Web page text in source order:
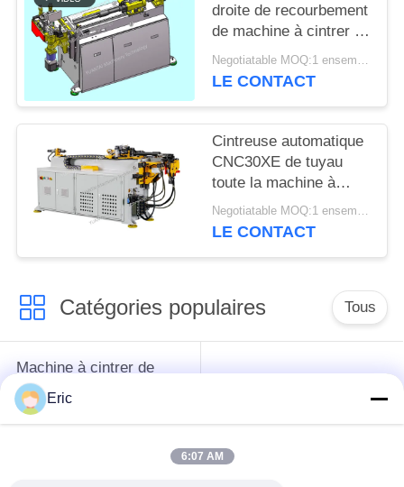
droite de recourbement
de machine à cintrer de
tube de grande
précision de la
Negotiatable MOQ:1 ensemble
LE CONTACT
Cintreuse automatique
CNC30XE de tuyau
toute la machine à
cintrer de tube du
moteur servo 3D
Negotiatable MOQ:1 ensemble
LE CONTACT
Catégories populaires Tous
Machine à cintrer de
tube de commande
numérique par
ordinateur
Eric
6:07 AM